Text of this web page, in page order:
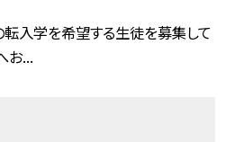
入学を希望する生徒を募集して
お...